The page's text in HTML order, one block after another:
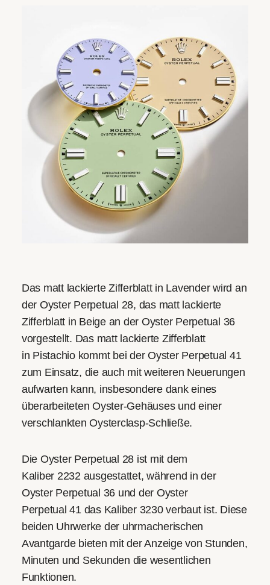
Das matt lackierte Zifferblatt in Lavender wird an
der Oyster Perpetual 28, das matt lackierte
Zifferblatt in Beige an der Oyster Perpetual 36
vorgestellt. Das matt lackierte Zifferblatt
in Pistachio kommt bei der Oyster Perpetual 41
zum Einsatz, die auch mit weiteren Neuerungen
aufwarten kann, insbesondere dank eines
überarbeiteten Oyster-Gehäuses und einer
verschlankten Oysterclasp-Schließe.
Die Oyster Perpetual 28 ist mit dem
Kaliber 2232 ausgestattet, während in der
Oyster Perpetual 36 und der Oyster
Perpetual 41 das Kaliber 3230 verbaut ist. Diese
beiden Uhrwerke der uhrmacherischen
Avantgarde bieten mit der Anzeige von Stunden,
Minuten und Sekunden die wesentlichen
Funktionen.